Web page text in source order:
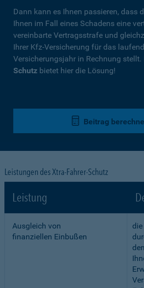
Dann kann es Ihnen passieren, dass
Ihnen im Fall eines Schadens eine
vereinbarte Vertragsstrafe und
Ihrer Kfz-Versicherung für das
Versicherungsjahr in Rechnung stellt.
Schutz bietet hier die Lösung!
Beitrag
Leistungen des Xtra-Fahrer-Schutz
Leistung
Ausgleich von
finanziellen Einbußen